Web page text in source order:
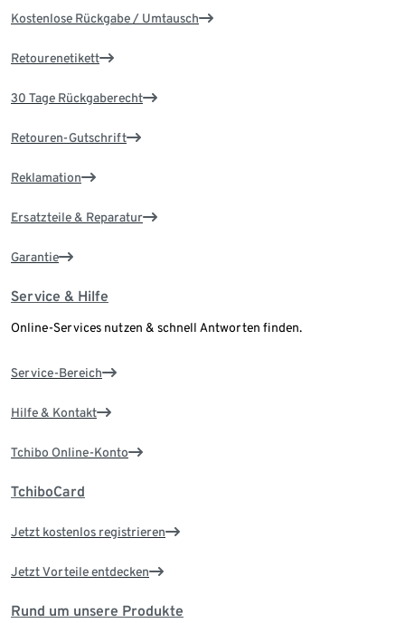
Kostenlose Rückgabe / Umtausch
Retourenetikett
30 Tage Rückgaberecht
Retouren-Gutschrift
Reklamation
Ersatzteile & Reparatur
Garantie
Service & Hilfe
Online-Services nutzen & schnell Antworten finden.
Service-Bereich
Hilfe & Kontakt
Tchibo Online-Konto
TchiboCard
Jetzt kostenlos registrieren
Jetzt Vorteile entdecken
Rund um unsere Produkte